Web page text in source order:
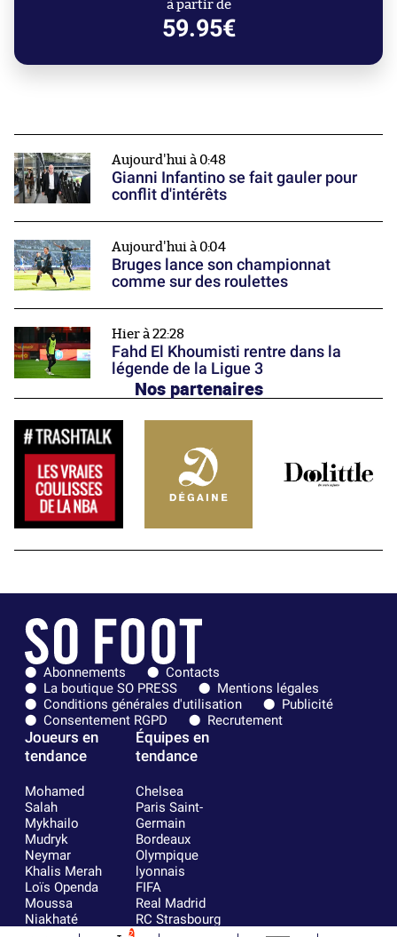
à partir de
59.95€
Aujourd'hui à 0:48
Gianni Infantino se fait gauler pour
conflit d'intérêts
Aujourd'hui à 0:04
Bruges lance son championnat
comme sur des roulettes
Hier à 22:28
Fahd El Khoumisti rentre dans la
légende de la Ligue 3
Nos partenaires
Abonnements
Contacts
La boutique SO PRESS
Mentions légales
Conditions générales d'utilisation
Publicité
Consentement RGPD
Recrutement
Joueurs en
tendance
Mohamed
Salah
Mykhailo
Mudryk
Neymar
Khalis Merah
Loïs Openda
Moussa
Niakhaté
Équipes en
tendance
Chelsea
Paris Saint-
Germain
Bordeaux
Olympique
lyonnais
FIFA
Real Madrid
RC Strasbourg
2